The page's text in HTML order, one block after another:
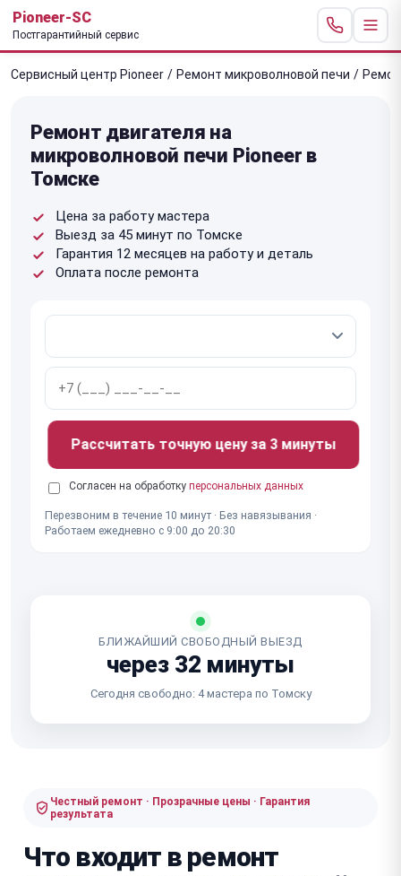
Pioneer-SC
Постгарантийный сервис
Сервисный центр Pioneer / Ремонт микроволновой печи /
Ремонт двигателя на
микроволновой печи Pioneer в
Томске
Цена за работу мастера
Выезд за 45 минут по Томске
Гарантия 12 месяцев на работу и деталь
Оплата после ремонта
Рассчитать точную цену за 3 минуты
Согласен на обработку персональных данных
Перезвоним в течение 10 минут · Без навязывания ·
Работаем ежедневно с 9:00 до 20:30
БЛИЖАЙШИЙ СВОБОДНЫЙ ВЫЕЗД
через 32 минуты
Сегодня свободно: 4 мастера по Томску
Честный ремонт · Прозрачные цены · Гарантия
результата
Что входит в ремонт